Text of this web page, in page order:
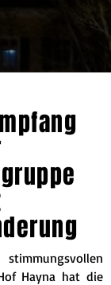
Hayna hat die